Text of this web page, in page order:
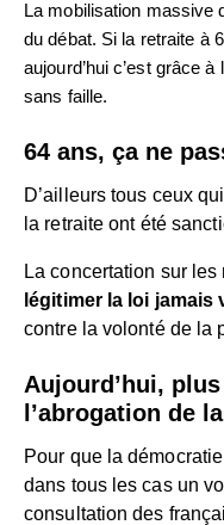
La mobilisation massive
du débat. Si la retraite à
aujourd’hui c’est grâce
sans faille.
64 ans, ça ne
D’ailleurs tous ceux
la retraite ont été
La concertation sur
légitimer la loi jamais
contre la volonté de la
Aujourd’hui,
l’abrogation de
Pour que la
dans tous les cas un
consultation des